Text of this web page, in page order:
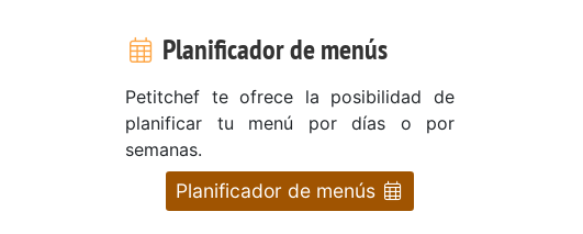
Planificador de menús
Petitchef te ofrece la posibilidad de
planificar tu menú por días o por
semanas.
Planificador de menús